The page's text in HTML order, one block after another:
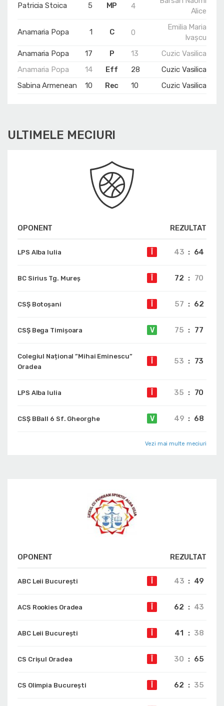
Patricia Stoica 5 MP 4
Alice
Anamaria Popa 1 C 0
Emilia Maria
Ivașcu
Anamaria Popa
17 P 13
Cuzic Vasilica
Anamaria Popa
14 Eff 28
Cuzic Vasilica
Sabina Armenean
10 Rec 10 Cuzic Vasilica
ULTIMELE MECIURI
OPONENT REZULTAT
LPS Alba Iulia 43 : 64
BC Sirius Tg. Mureș 72 : 70
CSȘ Botoșani 57 : 62
CSȘ Bega Timișoara V 75 : 77
Colegiul Național ”Mihai Eminescu”
Oradea
53 : 73
LPS Alba Iulia 35 : 70
CSȘ BBall 6 Sf. Gheorghe V 49 : 68
Vezi mai multe meciuri
OPONENT REZULTAT
ABC Leii București 43 : 49
ACS Rookies Oradea 62 : 43
ABC Leii București 41 : 38
CS Crișul Oradea 30 : 65
CS Olimpia București 62 : 35